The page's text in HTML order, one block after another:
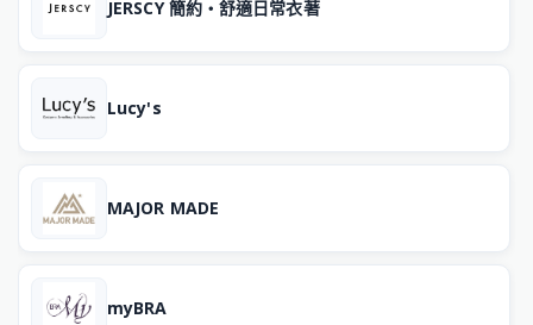
JERSCY 簡約‧舒適日常衣著
Lucy's
MAJOR MADE
myBRA